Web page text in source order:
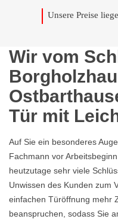
Unsere Preise
Wir vom
Tür mit
Auf Sie ein besonderes
Fachmann vor
heutzutage sehr viele
Unwissen des Kunden zum
einfachen Türöffnung mehr
beanspruchen, sodass Sie